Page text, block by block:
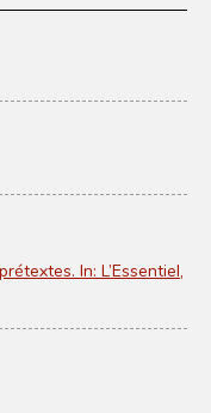
In: L’Essentiel,